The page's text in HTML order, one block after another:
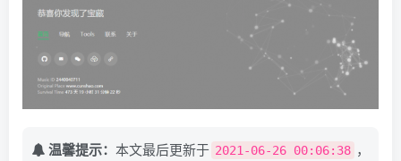
温馨提示： 本文最后更新于 2021-06-26 00:06:38 ，